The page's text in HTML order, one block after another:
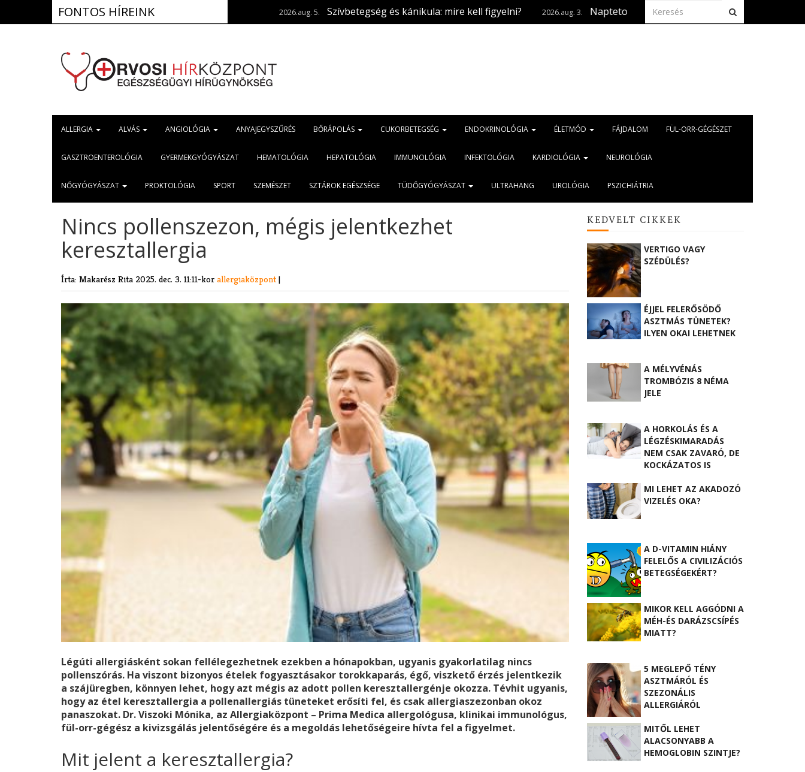
FONTOS HÍREINK Szívbetegség és kánikula: mire kell figyelni? 2026.aug. 3. Naptetoválás? Ha már megtörtént, fontos az
ALLERGIA ALVÁS ANGIOLÓGIA ANYAJEGYSZŰRÉS BŐRÁPOLÁS CUKORBETEGSÉG ENDOKRINOLÓGIA ÉLETMÓD FÁJDALOM FÜL-ORR-GÉGÉSZET
GASZTROENTEROLÓGIA GYERMEKGYÓGYÁSZAT HEMATOLÓGIA HEPATOLÓGIA IMMUNOLÓGIA INFEKTOLÓGIA KARDIOLÓGIA NEUROLÓGIA
NŐGYÓGYÁSZAT PROKTOLÓGIA SPORT SZEMÉSZET SZTÁROK EGÉSZSÉGE TÜDŐGYÓGYÁSZAT ULTRAHANG UROLÓGIA PSZICHIÁTRIA
Nincs pollenszezon, mégis jelentkezhet
keresztallergia
Írta: Makarész Rita 2025. dec. 3. 11:11-kor allergiaközpont |
Légúti allergiásként sokan fellélegezhetnek ezekben a hónapokban, ugyanis gyakorlatilag nincs
pollenszórás. Ha viszont bizonyos ételek fogyasztásakor torokkaparás, égő, viszkető érzés jelentkezik
a szájüregben, könnyen lehet, hogy azt mégis az adott pollen keresztallergénje okozza. Tévhit ugyanis,
hogy az étel keresztallergia a pollenallergiás tüneteket erősíti fel, és csak allergiaszezonban okoz
panaszokat. Dr. Viszoki Mónika, az Allergiaközpont – Prima Medica allergológusa, klinikai immunológus,
fül-orr-gégész a kivizsgálás jelentőségére és a megoldás lehetőségeire hívta fel a figyelmet.
Mit jelent a keresztallergia?
KEDVELT CIKKEK
VERTIGO VAGY
SZÉDÜLÉS?
ÉJJEL FELERŐSÖDŐ
ASZTMÁS TÜNETEK?
ILYEN OKAI LEHETNEK
A MÉLYVÉNÁS
TROMBÓZIS 8 NÉMA
JELE
A HORKOLÁS ÉS A
LÉGZÉSKIMARADÁS
NEM CSAK ZAVARÓ, DE
KOCKÁZATOS IS
MI LEHET AZ AKADOZÓ
VIZELÉS OKA?
A D-VITAMIN HIÁNY
FELELŐS A CIVILIZÁCIÓS
BETEGSÉGEKÉRT?
MIKOR KELL AGGÓDNI A
MÉH-ÉS DARÁZSCSÍPÉS
MIATT?
5 MEGLEPŐ TÉNY
ASZTMÁRÓL ÉS
SZEZONÁLIS
ALLERGIÁRÓL
MITŐL LEHET
ALACSONYABB A
HEMOGLOBIN SZINTJE?